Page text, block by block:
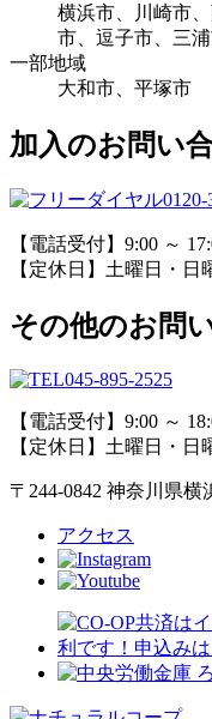
横浜市、川崎市
市、逗子市、三
一部地域
大和市、平塚市
加入のお問い
0120-
【電話受付】9:00 ～
【定休日】土曜日・日
その他のお問
045-895-2525
【電話受付】9:00 ～
【定休日】土曜日・日
〒244-0842 神奈川県横
アクセス